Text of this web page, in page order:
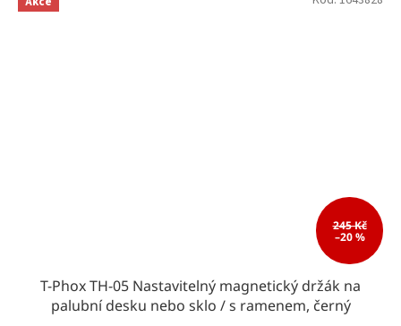
245 Kč
–20 %
T-Phox TH-05 Nastavitelný magnetický držák na
palubní desku nebo sklo / s ramenem, černý